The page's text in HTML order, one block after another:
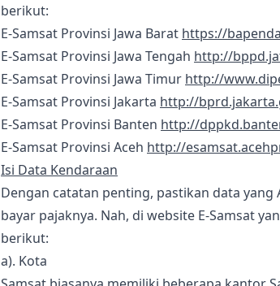
berikut:
E-Samsat Provinsi Jawa Barat https://
E-Samsat Provinsi Jawa Tengah http://
E-Samsat Provinsi Jawa Timur http://
E-Samsat Provinsi Jakarta http://
E-Samsat Provinsi Banten http://
E-Samsat Provinsi Aceh http://
Isi Data Kendaraan
Dengan catatan penting, pastikan data
bayar pajaknya. Nah, di website E-Samsat
berikut:
a). Kota